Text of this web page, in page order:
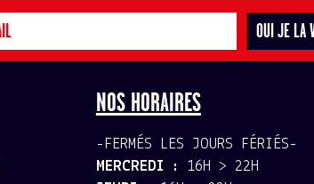
NOS HORAIRES
-FERMÉS LES JOURS FÉRIÉS-
MERCREDI : 16H > 22H